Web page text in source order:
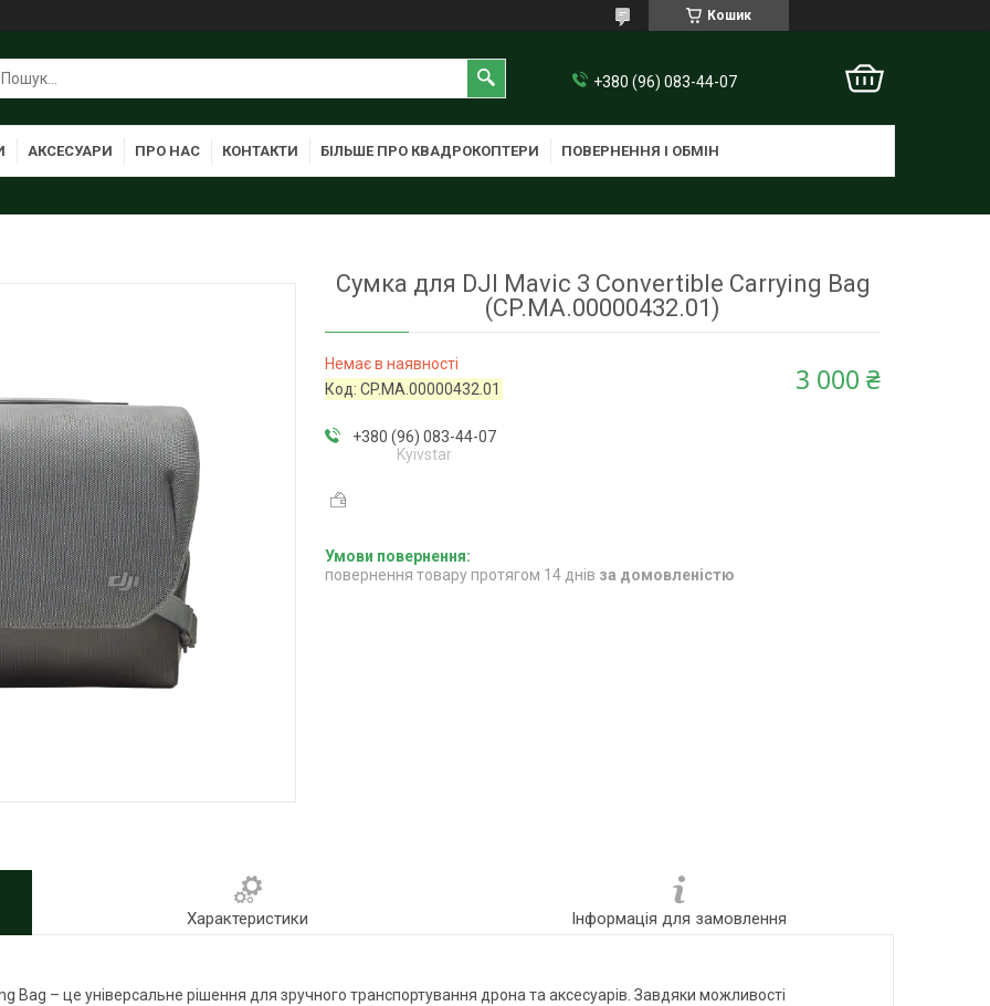
Кошик
+380 (96) 083-44-07
АКСЕСУАРИ ПРО НАС КОНТАКТИ БІЛЬШЕ ПРО КВАДРОКОПТЕРИ ПОВЕРНЕННЯ І ОБМІН
Сумка для DJI Mavic 3 Convertible Carrying Bag
(CP.MA.00000432.01)
Немає в наявності
Код:CP.MA.00000432.01 3 000 ₴
+380 (96) 083-44-07
Kyivstar
повернення товару протягом 14 днів за домовленістю
Характеристики Інформація для замовлення
– це універсальне рішення для зручного транспортування дрона та аксесуарів. Завдяки можливості